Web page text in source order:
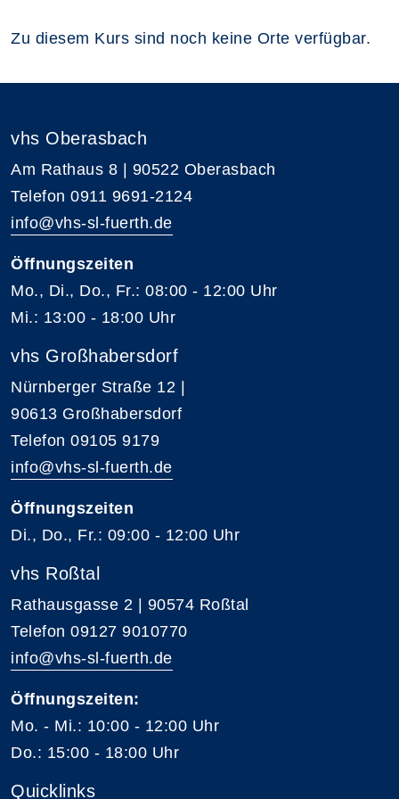
Zu diesem Kurs sind noch keine Orte verfügbar.
vhs Oberasbach
Am Rathaus 8 | 90522 Oberasbach
Telefon 0911 9691-2124
info@vhs-sl-fuerth.de
Öffnungszeiten
Mo., Di., Do., Fr.: 08:00 - 12:00 Uhr
Mi.: 13:00 - 18:00 Uhr
vhs Großhabersdorf
Nürnberger Straße 12 |
90613 Großhabersdorf
Telefon 09105 9179
info@vhs-sl-fuerth.de
Öffnungszeiten
Di., Do., Fr.: 09:00 - 12:00 Uhr
vhs Roßtal
Rathausgasse 2 | 90574 Roßtal
Telefon 09127 9010770
info@vhs-sl-fuerth.de
Öffnungszeiten:
Mo. - Mi.: 10:00 - 12:00 Uhr
Do.: 15:00 - 18:00 Uhr
Quicklinks